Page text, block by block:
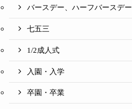
バースデー、ハーフバースデー
七五三
1/2成人式
入園・入学
卒園・卒業